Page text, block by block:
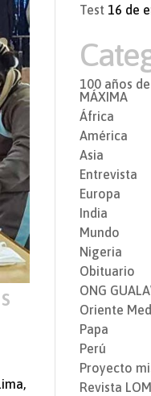
Test 16 de
100 años
MÁXIMA
África
América
Asia
Entrevista
Europa
India
Mundo
Nigeria
Obituario
ONG
Oriente
Papa
Perú
Proyecto
Revista